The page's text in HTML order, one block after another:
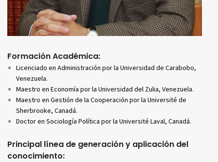
Formación Académica:
Licenciado en Administración por la Universidad de Carabobo,
Venezuela.
Maestro en Economía por la Universidad del Zulia, Venezuela.
Maestro en Gestión de la Cooperación por la Université de
Sherbrooke, Canadá.
Doctor en Sociología Política por la Université Laval, Canadá.
Principal línea de generación y aplicación del
conocimiento: